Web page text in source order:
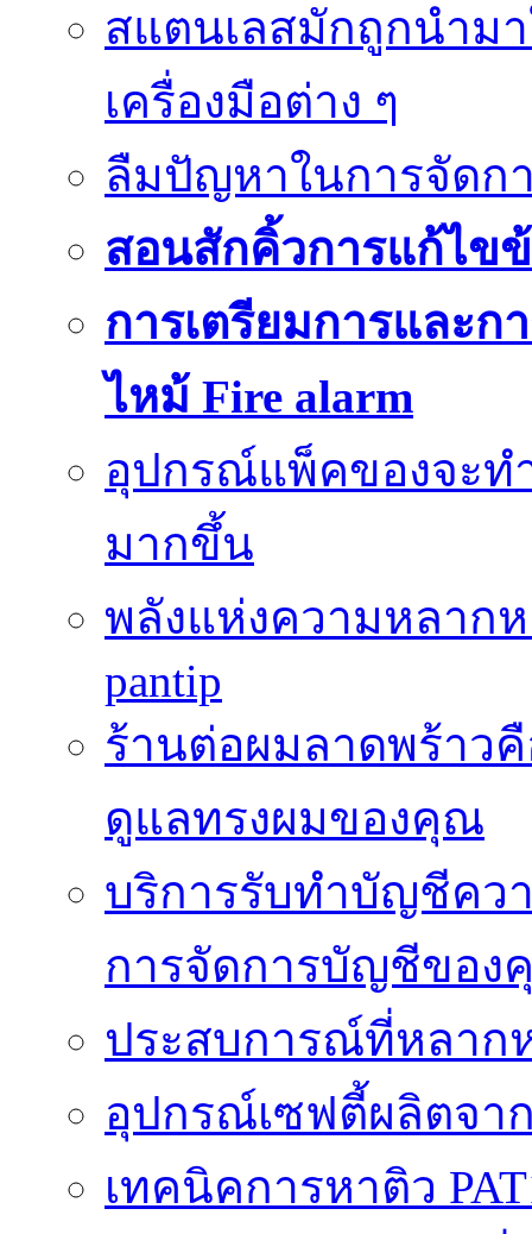
สแตนเลสมักถูกนำม
เครื่องมือต่าง ๆ
ลืมปัญหาในการจัดก
สอนสักคิ้วการแก้ไข
การเตรียมการและก
ไหม้ Fire alarm
อุปกรณ์แพ็คของจะท
มากขึ้น
พลังแห่งความหลาก
pantip
ร้านต่อผมลาดพร้าว
ดูแลทรงผมของคุณ
บริการรับทำบัญชีคว
การจัดการบัญชีของ
ประสบการณ์ที่หลาก
อุปกรณ์เซฟตี้ผลิตจา
เทคนิคการหาติว